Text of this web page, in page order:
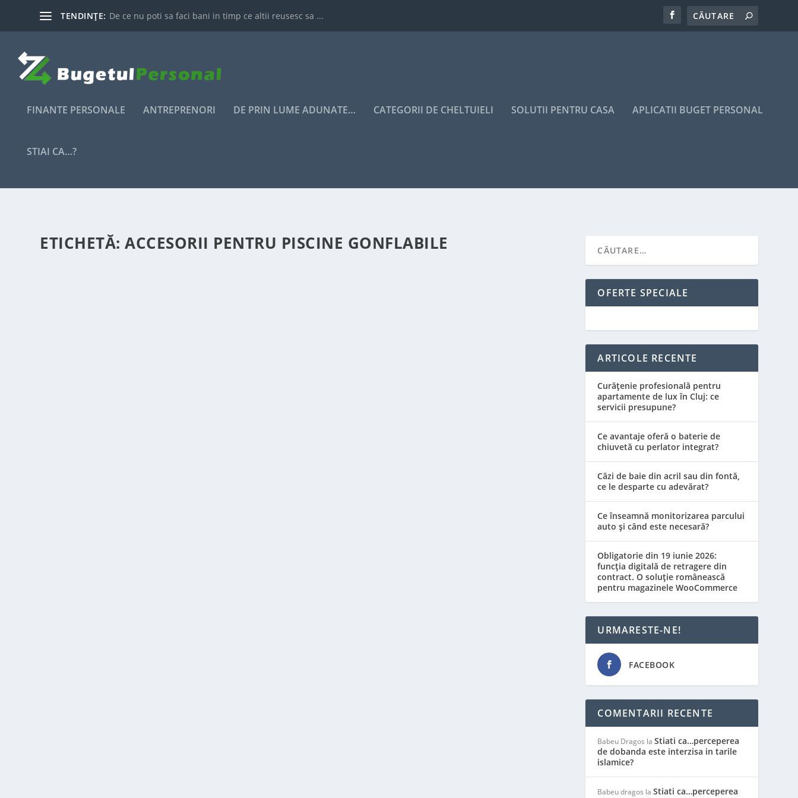
TENDINȚE: De ce nu poti sa faci bani in timp ce altii reusesc sa ...
FINANTE PERSONALE ANTREPRENORI DE PRIN LUME ADUNATE… CATEGORII DE CHELTUIELI SOLUTII PENTRU CASA APLICATII BUGET PERSONAL
STIAI CA…?
ETICHETĂ:ACCESORII PENTRU PISCINE GONFLABILE
OFERTE SPECIALE
ARTICOLE RECENTE
Curățenie profesională pentru
apartamente de lux în Cluj: ce
servicii presupune?
Ce avantaje oferă o baterie de
chiuvetă cu perlator integrat?
Căzi de baie din acril sau din fontă,
ce le desparte cu adevărat?
Ce înseamnă monitorizarea parcului
auto și când este necesară?
Obligatorie din 19 iunie 2026:
funcția digitală de retragere din
contract. O soluție românească
pentru magazinele WooCommerce
URMARESTE-NE!
FACEBOOK
COMENTARII RECENTE
Babeu Dragos laStiati ca…perceperea
de dobanda este interzisa in tarile
islamice?
Babeu dragos laStiati ca…perceperea